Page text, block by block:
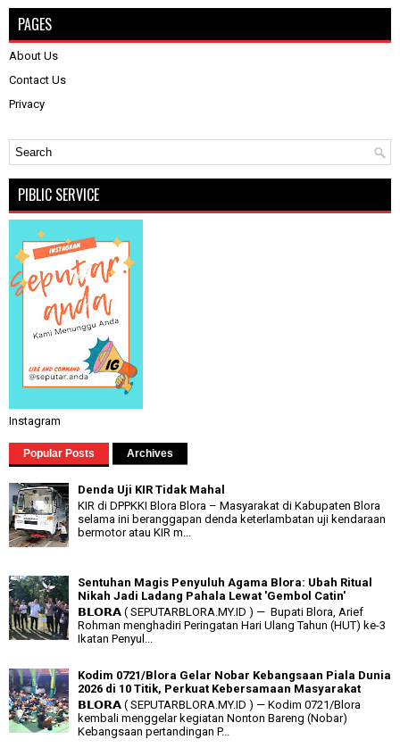
PAGES
About Us
Contact Us
Privacy
PIBLIC SERVICE
Instagram
Popular Posts Archives
Denda Uji KIR Tidak Mahal
KIR di DPPKKI Blora Blora – Masyarakat di Kabupaten Blora
selama ini beranggapan denda keterlambatan uji kendaraan
bermotor atau KIR m...
Sentuhan Magis Penyuluh Agama Blora: Ubah Ritual
Nikah Jadi Ladang Pahala Lewat 'Gembol Catin'
𝗕𝗟𝗢𝗥𝗔 ( SEPUTARBLORA.MY.ID ) — Bupati Blora, Arief
Rohman menghadiri Peringatan Hari Ulang Tahun (HUT) ke-3
Ikatan Penyul...
Kodim 0721/Blora Gelar Nobar Kebangsaan Piala Dunia
2026 di 10 Titik, Perkuat Kebersamaan Masyarakat
𝗕𝗟𝗢𝗥𝗔 ( SEPUTARBLORA.MY.ID ) — Kodim 0721/Blora
kembali menggelar kegiatan Nonton Bareng (Nobar)
Kebangsaan pertandingan P...